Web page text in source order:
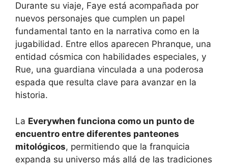
Durante su viaje, Faye está acompañada por
nuevos personajes que cumplen un papel
fundamental tanto en la narrativa como en la
jugabilidad. Entre ellos aparecen Phranque, una
entidad cósmica con habilidades especiales, y
Rue, una guardiana vinculada a una poderosa
espada que resulta clave para avanzar en la
historia.
La Everywhen funciona como un punto de
encuentro entre diferentes panteones
mitológicos, permitiendo que la franquicia
expanda su universo más allá de las tradiciones